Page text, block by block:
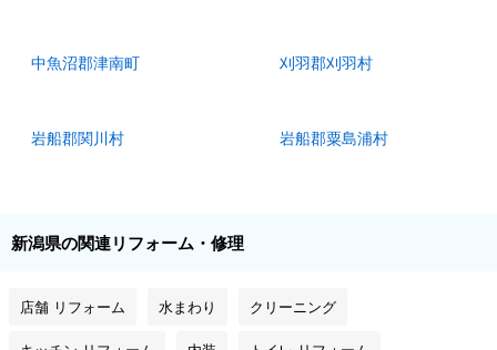
中魚沼郡津南町 刈羽郡刈羽村
岩船郡関川村 岩船郡粟島浦村
新潟県の関連リフォーム・修理
店舗 リフォーム 水まわり クリーニング